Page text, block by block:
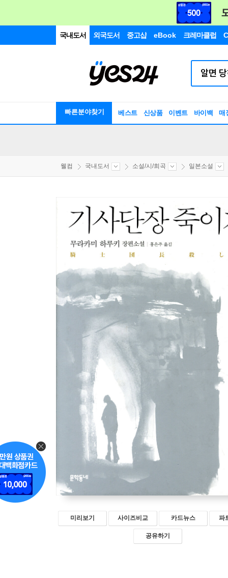
국내도서 외국도서 중고샵 eBook 크레마클럽
빠른분야찾기 베스트 신상품 이벤트 바이백 매
웰컴 국내도서 소설/시/희곡 일본소설
미리보기 사이즈비교 카드뉴스 파
공유하기